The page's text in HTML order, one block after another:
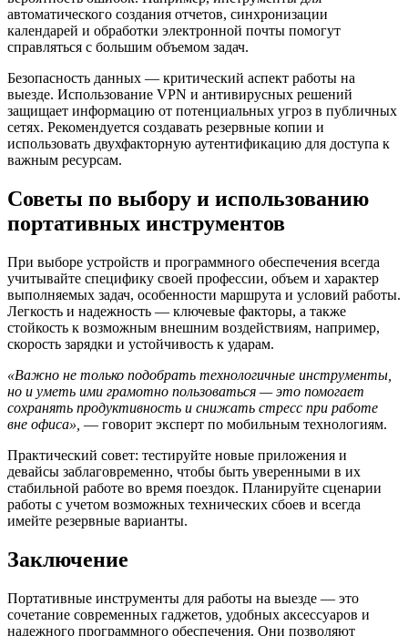
автоматического создания отчетов, синхронизации
календарей и обработки электронной почты помогут
справляться с большим объемом задач.
Безопасность данных — критический аспект работы на
выезде. Использование VPN и антивирусных решений
защищает информацию от потенциальных угроз в публичных
сетях. Рекомендуется создавать резервные копии и
использовать двухфакторную аутентификацию для доступа к
важным ресурсам.
Советы по выбору и использованию
портативных инструментов
При выборе устройств и программного обеспечения всегда
учитывайте специфику своей профессии, объем и характер
выполняемых задач, особенности маршрута и условий работы.
Легкость и надежность — ключевые факторы, а также
стойкость к возможным внешним воздействиям, например,
скорость зарядки и устойчивость к ударам.
«Важно не только подобрать технологичные инструменты,
но и уметь ими грамотно пользоваться — это помогает
сохранять продуктивность и снижать стресс при работе
вне офиса», — говорит эксперт по мобильным технологиям.
Практический совет: тестируйте новые приложения и
девайсы заблаговременно, чтобы быть уверенными в их
стабильной работе во время поездок. Планируйте сценарии
работы с учетом возможных технических сбоев и всегда
имейте резервные варианты.
Заключение
Портативные инструменты для работы на выезде — это
сочетание современных гаджетов, удобных аксессуаров и
надежного программного обеспечения. Они позволяют